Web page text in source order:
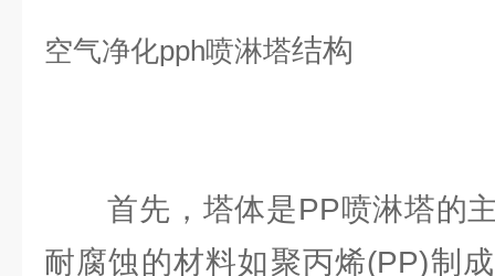
空气净化pph喷淋塔结构
首先，塔体是PP喷淋塔的主
耐腐蚀的材料如聚丙烯(PP)制